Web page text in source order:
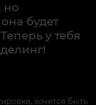
но
будет
у тебя
хочется быть